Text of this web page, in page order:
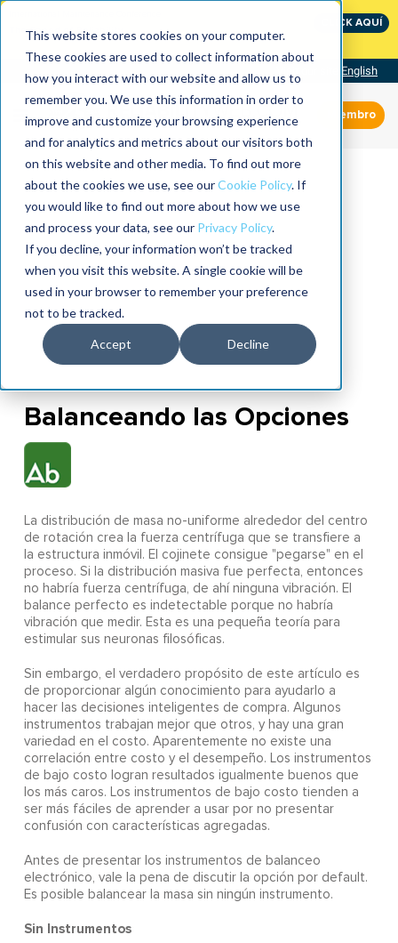
This website stores cookies on your computer.
These cookies are used to collect information about
how you interact with our website and allow us to
remember you. We use this information in order to
improve and customize your browsing experience
and for analytics and metrics about our visitors both
on this website and other media. To find out more
about the cookies we use, see ourCookie Policy. If
you would like to find out more about how we use
and process your data, see our Privacy Policy.
If you decline, your information won’t be tracked
when you visit this website. A single cookie will be
used in your browser to remember your preference
not to be tracked.
Accept Decline
The Speed of Reliability
CLICK AQUÍ
English
Miembro
Balanceando las Opciones
La distribución de masa no-uniforme alrededor del centro
de rotación crea la fuerza centrífuga que se transfiere a
la estructura inmóvil. El cojinete consigue "pegarse" en el
proceso. Si la distribución masiva fue perfecta, entonces
no habría fuerza centrífuga, de ahí ninguna vibración. El
balance perfecto es indetectable porque no habría
vibración que medir. Esta es una pequeña teoría para
estimular sus neuronas filosóficas.
Sin embargo, el verdadero propósito de este artículo es
de proporcionar algún conocimiento para ayudarlo a
hacer las decisiones inteligentes de compra. Algunos
instrumentos trabajan mejor que otros, y hay una gran
variedad en el costo. Aparentemente no existe una
correlación entre costo y el desempeño. Los instrumentos
de bajo costo logran resultados igualmente buenos que
los más caros. Los instrumentos de bajo costo tienden a
ser más fáciles de aprender a usar por no presentar
confusión con características agregadas.
Antes de presentar los instrumentos de balanceo
electrónico, vale la pena de discutir la opción por default.
Es posible balancear la masa sin ningún instrumento.
Sin Instrumentos